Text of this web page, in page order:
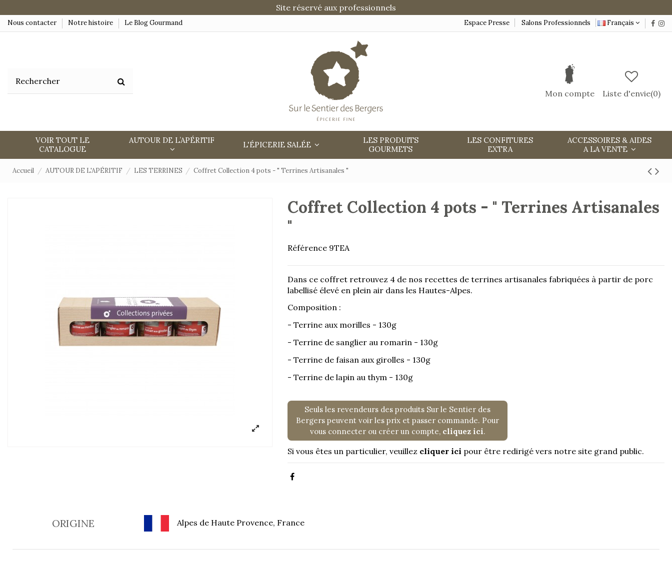
Site réservé aux professionnels
Nous contacter Notre histoire Le Blog Gourmand Espace Presse Salons Professionnels Français
Mon compte Liste d'envie(0)
VOIR TOUT LE
CATALOGUE
AUTOUR DE L’APÉRITIF L'ÉPICERIE SALÉE
LES PRODUITS
GOURMETS
LES CONFITURES
EXTRA
ACCESSOIRES & AIDES
A LA VENTE
Accueil AUTOUR DE L'APÉRITIF LES TERRINES Coffret Collection 4 pots - " Terrines Artisanales "
Coffret Collection 4 pots - " Terrines Artisanales
"
Référence 9TEA
Dans ce coffret retrouvez 4 de nos recettes de terrines artisanales fabriquées à partir de porc
labellisé élevé en plein air dans les Hautes-Alpes.
Composition :
- Terrine aux morilles - 130g
- Terrine de sanglier au romarin - 130g
- Terrine de faisan aux girolles - 130g
- Terrine de lapin au thym - 130g
Seuls les revendeurs des produits Sur le Sentier des
Bergers peuvent voir les prix et passer commande. Pour
vous connecter ou créer un compte, cliquez ici.
Si vous êtes un particulier, veuillez cliquer ici pour être redirigé vers notre site grand public.
ORIGINE Alpes de Haute Provence, France